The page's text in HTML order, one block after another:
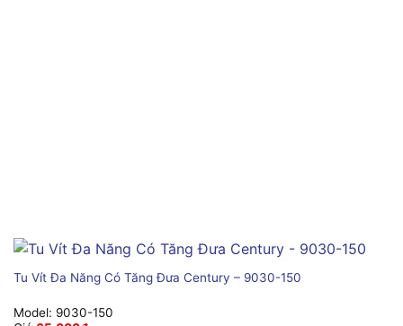
Tu Vít Đa Năng Có Tăng Đưa Century – 9030-150
Model: 9030-150